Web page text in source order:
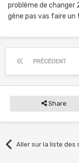
problème de changer
gène pas vas faire un
PRÉCÉDENT
Share
Aller sur la liste des